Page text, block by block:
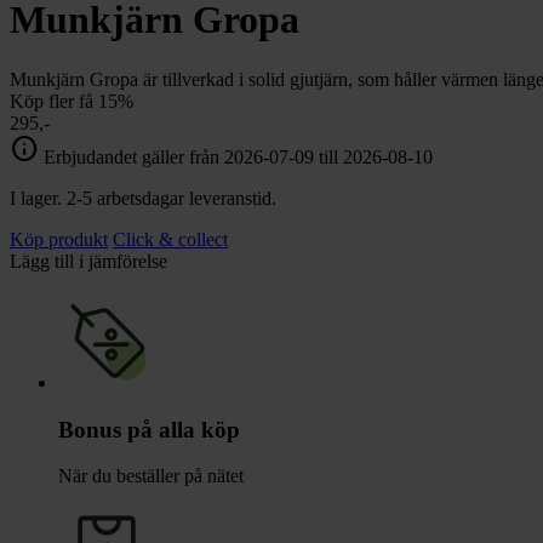
Toalett
chevron_right
Lacanche
Reservdelar
Munkjärn Gropa
Munkjärn Gropa är tillverkad i solid gjutjärn, som håller värmen
Köp fler få 15%
295,-
info Erbjudandet gäller från 2026-07-09 till 2026-08-10
I lager. 2-5 arbetsdagar leveranstid.
Köp produkt Click & collect
Lägg till i jämförelse
Bonus på alla köp
När du beställer på nätet